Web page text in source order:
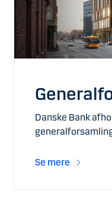
Danske Bank
Se mere